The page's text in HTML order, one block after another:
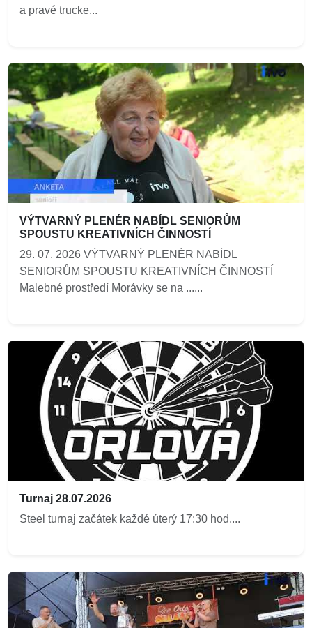
a pravé trucke...
VÝTVARNÝ PLENÉR NABÍDL SENIORŮM
SPOUSTU KREATIVNÍCH ČINNOSTÍ
29. 07. 2026 VÝTVARNÝ PLENÉR NABÍDL
SENIORŮM SPOUSTU KREATIVNÍCH ČINNOSTÍ
Malebné prostředí Morávky se na ......
Turnaj 28.07.2026
Steel turnaj začátek každé úterý 17:30 hod....